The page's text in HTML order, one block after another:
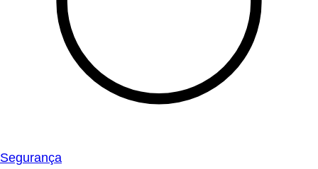
Segurança